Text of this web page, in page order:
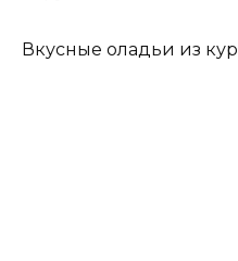
Вкусные оладьи из